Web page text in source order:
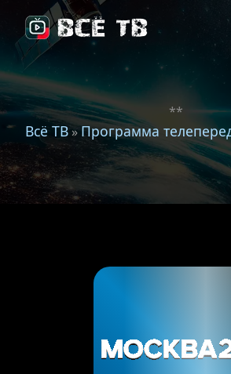
**
Всё ТВ»Программа